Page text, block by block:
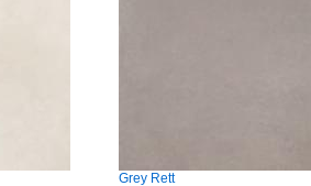
Grey Rett